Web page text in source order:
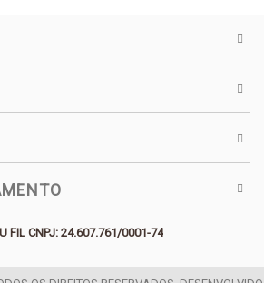
FIL CNPJ: 24.607.761/0001-74